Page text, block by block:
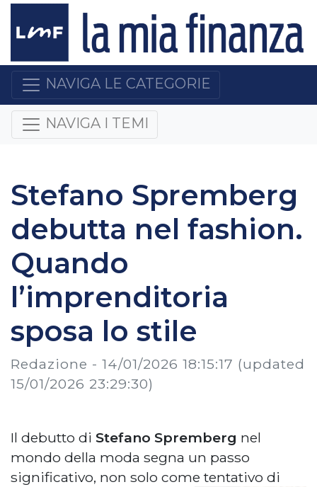
NAVIGA LE CATEGORIE
NAVIGA I TEMI
Stefano Spremberg
debutta nel fashion.
Quando
l’imprenditoria
sposa lo stile
Redazione - 14/01/2026 18:15:17 (updated
15/01/2026 23:29:30)
Il debutto di Stefano Spremberg nel
mondo della moda segna un passo
significativo, non solo come tentativo di